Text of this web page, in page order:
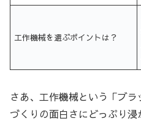
工作機械を選ぶポイントは？
さあ、工作機械という「ブ
づくりの面白さにどっぷり